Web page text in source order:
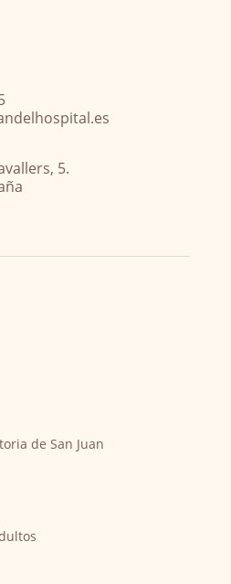
5.
de San Juan